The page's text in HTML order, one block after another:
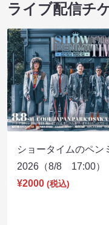
ライブ配信チ
ショータイムのペン
2026（8/8 17:00）
¥2000 (税込)